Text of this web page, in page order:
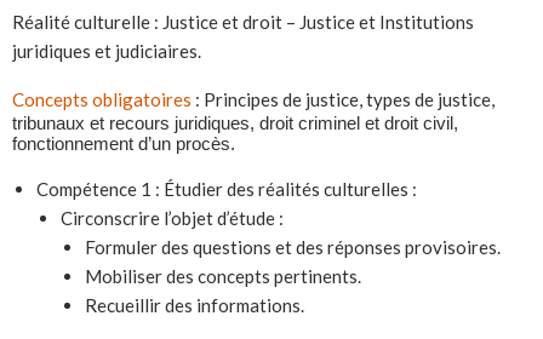
Réalité culturelle : Justice et droit – Justice et Institutions
juridiques et judiciaires.
Concepts obligatoires : Principes de justice, types de justice,
tribunaux et recours juridiques, droit criminel et droit civil,
fonctionnement d’un procès.
Compétence 1 : Étudier des réalités culturelles :
Circonscrire l’objet d’étude :
Formuler des questions et des réponses provisoires.
Mobiliser des concepts pertinents.
Recueillir des informations.